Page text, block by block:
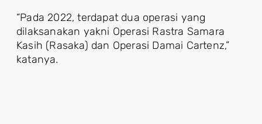
“Pada 2022, terdapat dua operasi yang
dilaksanakan yakni Operasi Rastra Samara
Kasih (Rasaka) dan Operasi Damai Cartenz,”
katanya.